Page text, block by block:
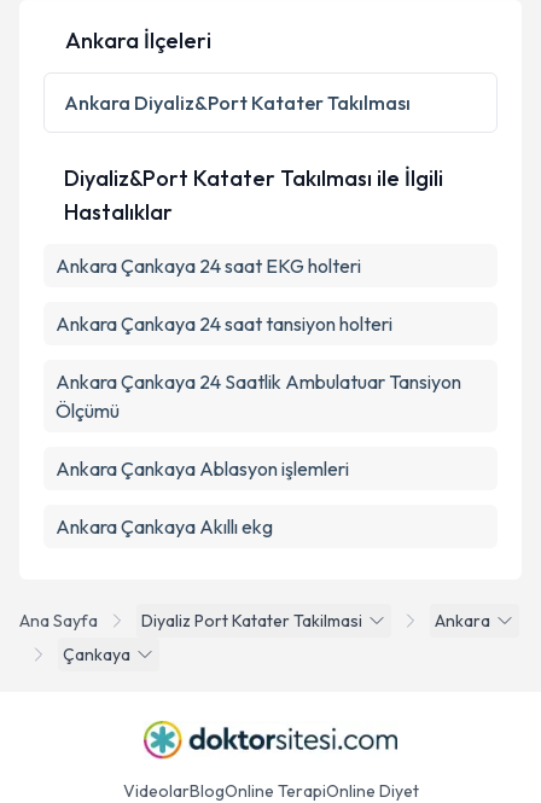
Ana Sayfa Diyaliz Port Katater Takilmasi
Ankara
Çankaya
Ankara İlçeleri
Ankara Diyaliz&Port Katater Takılması
Diyaliz&Port Katater Takılması ile İlgili
Hastalıklar
Ankara Çankaya 24 saat EKG holteri
Ankara Çankaya 24 saat tansiyon holteri
Ankara Çankaya 24 Saatlik Ambulatuar Tansiyon
Ölçümü
Ankara Çankaya Ablasyon işlemleri
Ankara Çankaya Akıllı ekg
VideolarBlogOnline TerapiOnline Diyet